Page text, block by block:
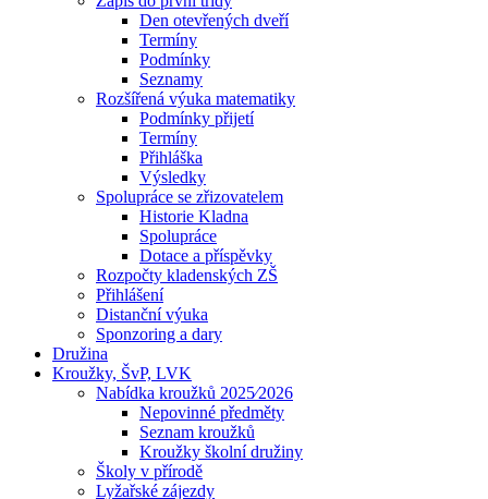
Den otevřených dveří
Termíny
Podmínky
Seznamy
Rozšířená výuka matematiky
Podmínky přijetí
Termíny
Přihláška
Výsledky
Spolupráce se zřizovatelem
Historie Kladna
Spolupráce
Dotace a příspěvky
Rozpočty kladenských ZŠ
Přihlášení
Distanční výuka
Sponzoring a dary
Družina
Kroužky, ŠvP, LVK
Nabídka kroužků 2025⁄2026
Nepovinné předměty
Seznam kroužků
Kroužky školní družiny
Školy v přírodě
Lyžařské zájezdy